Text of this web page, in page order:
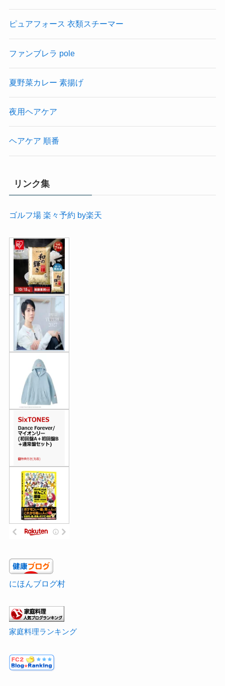
ピュアフォース 衣類スチーマー
ファンブレラ pole
夏野菜カレー 素揚げ
夜用ヘアケア
ヘアケア 順番
リンク集
ゴルフ場 楽々予約 by楽天
にほんブログ村
家庭料理ランキング